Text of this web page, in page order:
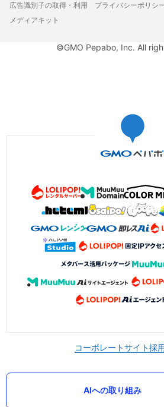
広告識別子の取得・利用
プライバシーポリシ
メディアキット
©GMO Pepabo, Inc. All
コーポレートサイト採
AIへの取り組み